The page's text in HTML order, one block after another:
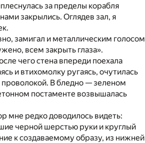
за пределы корабля
закрылись. Оглядев зал, я
замигал и металлическим голосом
всем закрыть глаза».
чего стена впереди поехала
и втихомолку ругаясь, очутилась
В бледно — зеленом
постаменте возвышалась
мне редко доводилось видеть:
черной шерстью руки и круглый
к создаваемому образу, из нижней